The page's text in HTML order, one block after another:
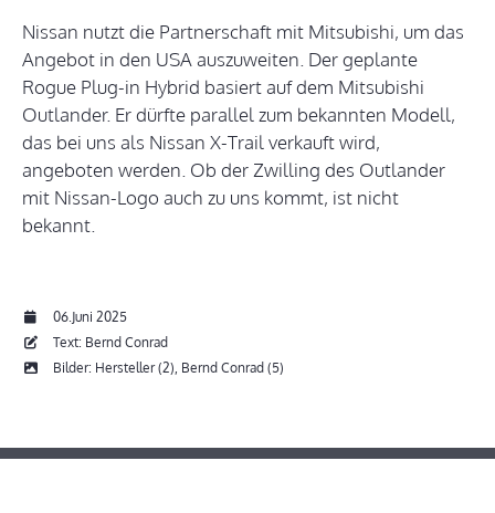
Nissan nutzt die Partnerschaft mit Mitsubishi, um das
Angebot in den USA auszuweiten. Der geplante
Rogue Plug-in Hybrid basiert auf dem Mitsubishi
Outlander. Er dürfte parallel zum bekannten Modell,
das bei uns als Nissan X-Trail verkauft wird,
angeboten werden. Ob der Zwilling des Outlander
mit Nissan-Logo auch zu uns kommt, ist nicht
bekannt.
06.Juni 2025
Text: Bernd Conrad
Bilder: Hersteller (2), Bernd Conrad (5)